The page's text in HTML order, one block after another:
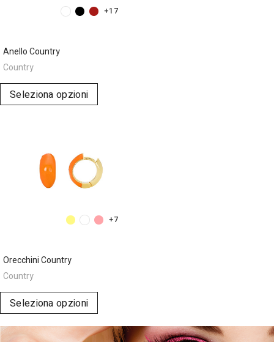
+17
Anello Country
Country
Seleziona opzioni
+7
Orecchini Country
Country
Seleziona opzioni